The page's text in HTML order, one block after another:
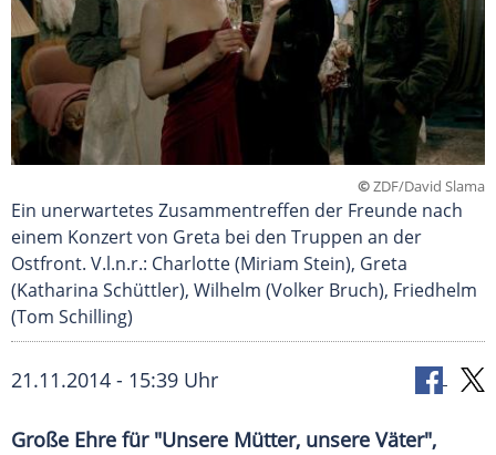
©ZDF/David Slama
Ein unerwartetes Zusammentreffen der Freunde nach
einem Konzert von Greta bei den Truppen an der
Ostfront. V.l.n.r.: Charlotte (Miriam Stein), Greta
(Katharina Schüttler), Wilhelm (Volker Bruch), Friedhelm
(Tom Schilling)
21.11.2014 - 15:39 Uhr
Große Ehre für "Unsere Mütter, unsere Väter",